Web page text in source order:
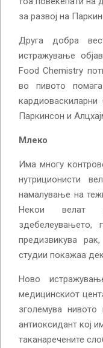
за развој на
Друга добра
истражување
Food Chemistry
во пивото
Паркинсон и
Млеко
Има многу
нутриционисти
намалување на
Некои велат
здебелеувањето,
предизвикува
студии покажаа
Ново
медицинскиот
зголемува
антиоксидант кој
таканаречените